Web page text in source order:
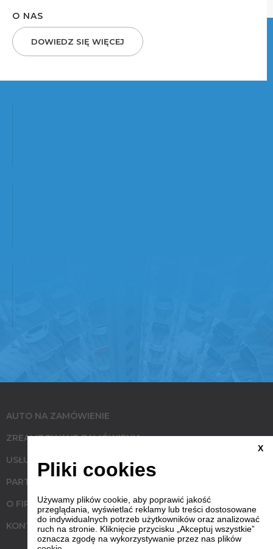
O NAS
DOWIEDZ SIĘ WIĘCEJ
AUTO NA ZAMÓWIENIE
ZREALIZOWANE ZAMÓWIENIA
USŁUGI
PARTNERZY
O FIRMIE
KONTAKT
X
Pliki cookies
Używamy plików cookie, aby poprawić jakość
przeglądania, wyświetlać reklamy lub treści dostosowane
do indywidualnych potrzeb użytkowników oraz analizować
ruch na stronie. Kliknięcie przycisku „Akceptuj wszystkie”
oznacza zgodę na wykorzystywanie przez nas plików